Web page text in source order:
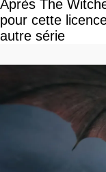
Après The
pour cette
autre série